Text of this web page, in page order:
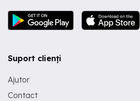
Suport clienți
Ajutor
Contact